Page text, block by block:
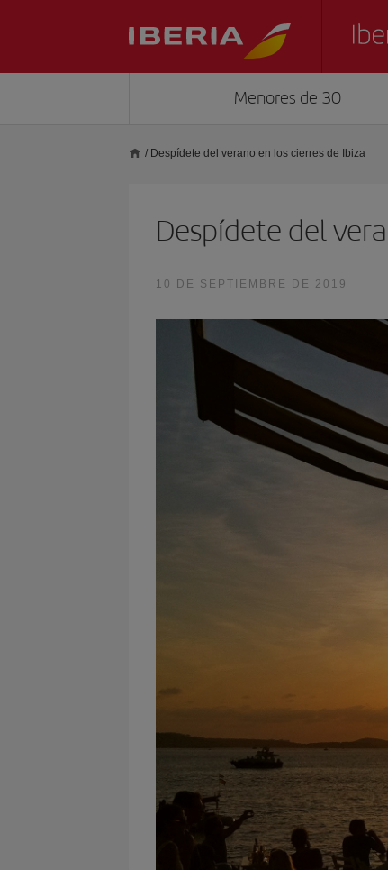
Menores de 30
/ Despídete del verano en los cierres de Ibiza
Despídete del
10 DE SEPTIEMBRE DE 2019